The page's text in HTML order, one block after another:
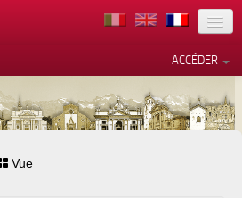
ACCÉDER
Vue
choix en matière de